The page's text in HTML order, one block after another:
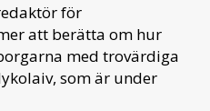
för
att berätta om hur
med trovärdiga
som är under